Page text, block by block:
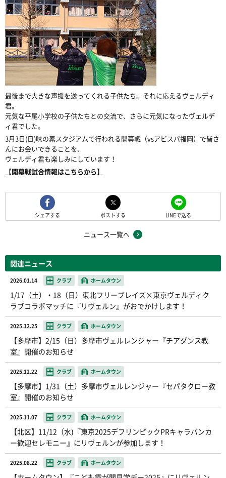
最後まで大きな声援を送ってくれる子供たち。それに応えるヴェルディ
君。
元気な平尾小学校の子供たちとの交流で、さらに元気になったヴェルデ
ィ君でした。
3月3日(日)味の素スタジアムで行われる開幕戦（vsアビスパ福岡）で皆さ
んにお会いできることを、
ヴェルディ君も楽しみにしています！
【開幕戦試合情報はこちらから】
シェアする ポストする LINEで送る
ニュース一覧へ
関連ニュース
2026.01.14 クラブ ホームタウン
1/17（土）・18（日）東北フリーブレイズ×東京ヴェルディク
ラブコラボマッチに『リヴェルン』がおでかけします！
2025.12.25 クラブ ホームタウン
【多摩市】2/15（日）多摩市ヴェルレンジャー『チアダンス教
室』開催のお知らせ
2025.12.22 クラブ ホームタウン
【多摩市】1/31（土）多摩市ヴェルレンジャー『セパタクロー教
室』開催のお知らせ
2025.11.07 クラブ ホームタウン
【北区】11/12（水)『東京2025デフリンピックPRキャラバンカ
ー歓迎セレモニー』にリヴェルンが参加します！
2025.08.22 クラブ ホームタウン